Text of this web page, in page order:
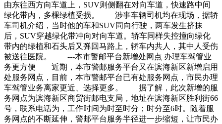
由东往西方向车道上，SUV则侧翻在对向车道，快速路中间
绿化带内，多棵绿植受损。 涉事车辆司机均在现场，据轿
车司机介绍，当时他的车和SUV同向行驶，两车发生挤抹
后，SUV穿越绿化带冲向对向车道。轿车同样失控撞向绿化
带内的绿植和石头后又弹回马路上，轿车内共人，其中人受伤
被送往医院。 ---本市警邮平台新增处网点 办理车驾管业
务更方便 近期，本市警邮服务平台又在滨海新区新增启用
处服务网点，目前，本市警邮平台已有处服务网点，市民办理
车驾管业务离家更近、选择更多。 据了解，此次新增的服
务网点为滨海新区商贸街邮电支局，地址在滨海新区胜利街66
号，联系电话为，工作时间为时至时分；时分至6时。随着服
务网点的不断延伸，警邮平台服务半径进一步缩短，让市民办